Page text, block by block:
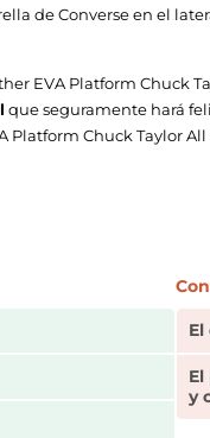
de Converse en el
EVA Platform
que seguramente hará
Platform Chuck Taylor
y